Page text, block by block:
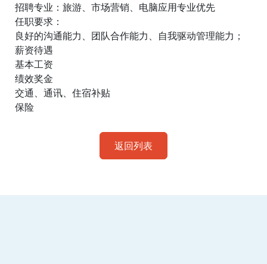
招聘专业：旅游、市场营销、电脑应用专业优先
任职要求：
良好的沟通能力、团队合作能力、自我驱动管理能力；
薪资待遇
基本工资
绩效奖金
交通、通讯、住宿补贴
保险
返回列表